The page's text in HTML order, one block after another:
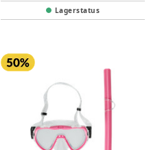
Lagerstatus